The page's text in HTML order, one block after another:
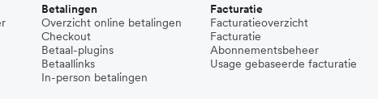
Betalingen
Overzicht online betalingen
Checkout
Betaal-plugins
Betaallinks
In-person betalingen
Facturatie
Facturatieoverzicht
Facturatie
Abonnementsbeheer
Usage gebaseerde facturatie